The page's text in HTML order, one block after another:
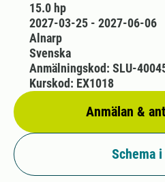
15.0 hp
2027-03-25 - 2027-06-06
Alnarp
Svenska
Anmälan &
Anmälningskod: SLU-
Kurskod: EX1018
Schema